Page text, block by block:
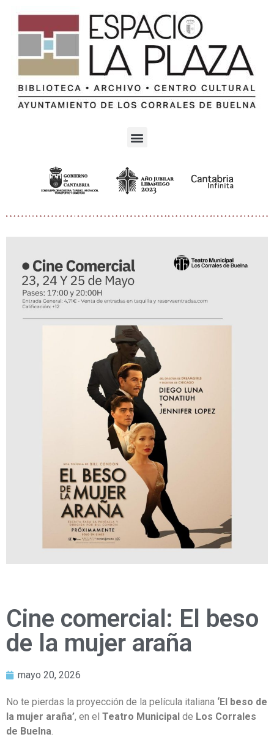
Cine comercial: El beso
de la mujer araña
mayo 20, 2026
No te pierdas la proyección de la película italiana ‘El beso de
la mujer araña’, en el Teatro Municipal de Los Corrales
de Buelna.